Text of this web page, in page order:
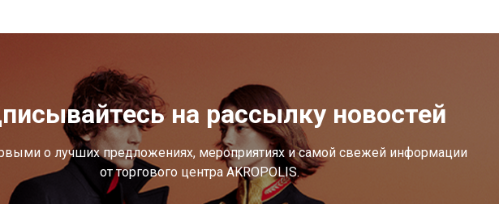
на рассылку новостей
о лучших предложениях, мероприятиях и самой свежей информации
от торгового центра AKROPOLIS.